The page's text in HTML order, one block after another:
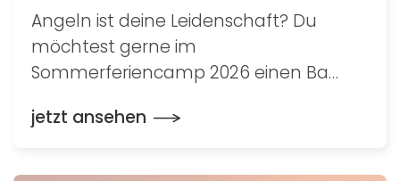
Angeln ist deine Leidenschaft? Du
möchtest gerne im
Sommerferiencamp 2026 einen Ba…
jetzt ansehen